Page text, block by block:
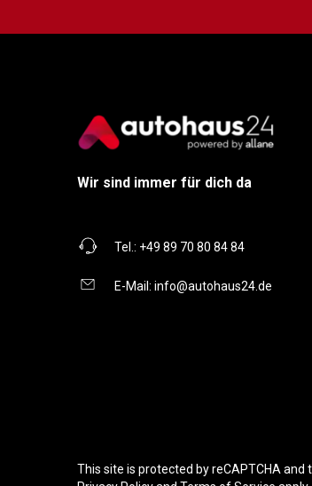
Wir sind immer für dich da
Tel.: +49 89 70 80 84 84
E-Mail: info@autohaus24.de
This site is protected by reCAPTCHA and